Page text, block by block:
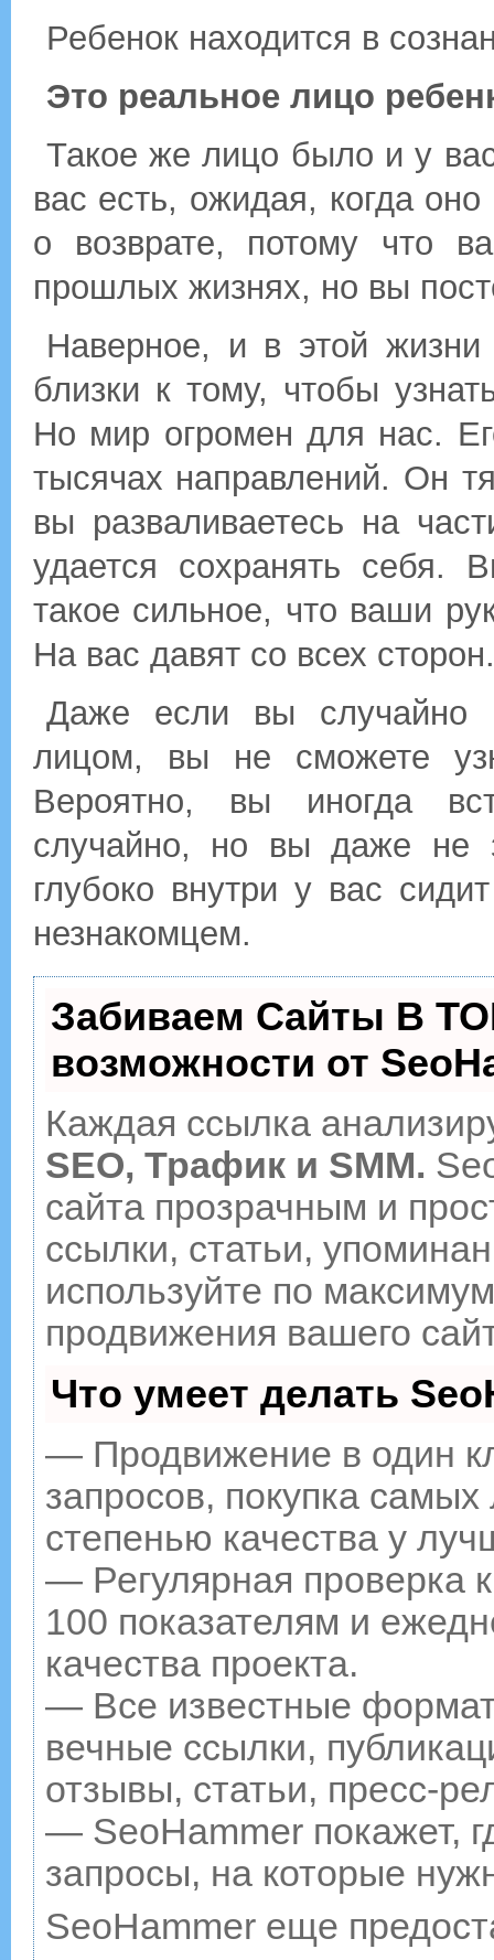
Ребенок находится в
Это реальное лицо
Такое же лицо было и у
вас есть, ожидая, когда
о возврате, потому что
прошлых жизнях, но вы
Наверное, и в этой
близки к тому, чтобы
Но мир огромен для нас.
тысячах направлений. Он
вы разваливаетесь на
удается сохранять себя.
такое сильное, что ваши
На вас давят со всех сторон.
Даже если вы случайно
лицом, вы не сможете
Вероятно, вы иногда
случайно, но вы даже не
глубоко внутри у вас
незнакомцем.
Забиваем Сайты В
возможности от
Каждая ссылка
SEO, Трафик и SMM.
сайта прозрачным и
ссылки, статьи,
используйте по
продвижения вашего
Что умеет делать
— Продвижение в один
запросов, покупка
степенью качества у
— Регулярная проверка
100 показателям и
качества проекта.
— Все известные
вечные ссылки,
отзывы, статьи, пресс-
— SeoHammer покажет,
запросы, на которые
SeoHammer еще